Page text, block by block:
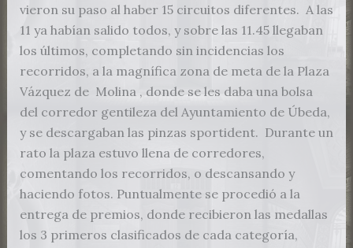
vieron su paso al haber 15 circuitos diferentes. A las
11 ya habían salido todos, y sobre las 11.45 llegaban
los últimos, completando sin incidencias los
recorridos, a la magnífica zona de meta de la Plaza
Vázquez de Molina , donde se les daba una bolsa
del corredor gentileza del Ayuntamiento de Úbeda,
y se descargaban las pinzas sportident. Durante un
rato la plaza estuvo llena de corredores,
comentando los recorridos, o descansando y
haciendo fotos. Puntualmente se procedió a la
entrega de premios, donde recibieron las medallas
los 3 primeros clasificados de cada categoría,